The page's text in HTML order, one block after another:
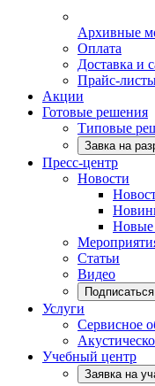
Архивные
Оплата
Доставка и
Прайс-
Акции
Готовые решения
Типовые
Завка на
Пресс-центр
Новости
Новые
Статьи
Видео
Подписаться
Услуги
Сервисное
Учебный центр
Заявка на